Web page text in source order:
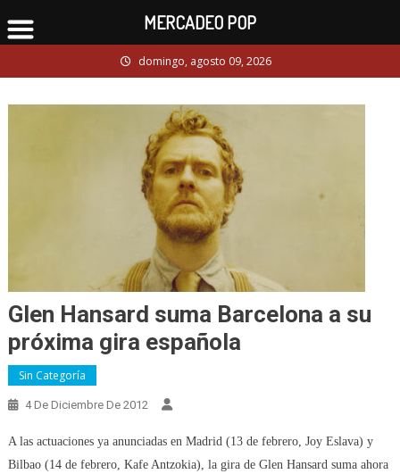
to
domingo, agosto 09, 2026
Glen Hansard suma Barcelona a su
próxima gira española
Sin Categoría
4 De Diciembre De 2012
A las actuaciones ya anunciadas en Madrid (13 de febrero, Joy Eslava) y
Bilbao (14 de febrero, Kafe Antzokia), la gira de Glen Hansard suma ahora
MERCADEO POP